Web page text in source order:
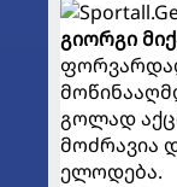
გიორგი
გოლად
მოძრავია
ელოდება.